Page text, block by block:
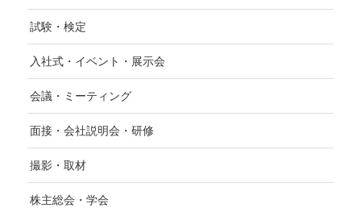
試験・検定
入社式・イベント・展示会
会議・ミーティング
面接・会社説明会・研修
撮影・取材
株主総会・学会